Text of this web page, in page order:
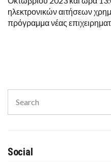
ηλεκτρονικών αιτήσεων
πρόγραμμα νέας
for:
Social